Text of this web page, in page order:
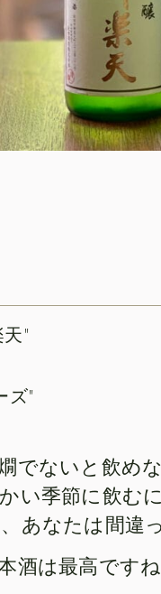
"
ズ"
でないと飲め
い季節に飲む
あなたは間違
酒は最高ですね